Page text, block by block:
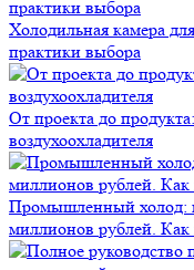
Холодильная камера
практики выбора
От проекта до
воздухоохладителя
Промышленный холод:
миллионов рублей. Как